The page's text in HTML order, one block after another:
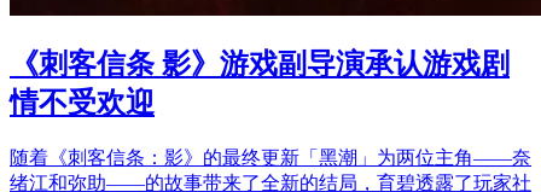
《刺客信条 影》游戏副导演承认游戏剧
情不受欢迎
随着《刺客信条：影》的最终更新「黑潮」为两位主角——奈
绪江和弥助——的故事带来了全新的结局，育碧透露了玩家社